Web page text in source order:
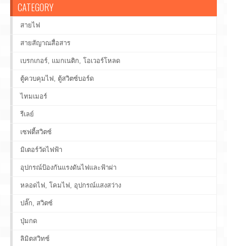
CATEGORY
สายไฟ
สายสัญาณสื่อสาร
เบรกเกอร์, แมกเนติก, โอเวอร์โหลด
ตู้ควบคุมไฟ, ตู้สวิตซ์บอร์ด
ไทมเมอร์
รีเลย์
เซฟตี้สวิตซ์
มิเตอร์วัดไฟฟ้า
อุปกรณ์ป้องกันแรงดันไฟและฟ้าผ่า
หลอดไฟ, โคมไฟ, อุปกรณ์แสงสว่าง
ปลั๊ก, สวิตซ์
ปุ่มกด
ลิมิตสวิทซ์